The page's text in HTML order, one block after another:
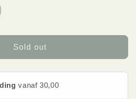
Sold out
vanaf 30,00